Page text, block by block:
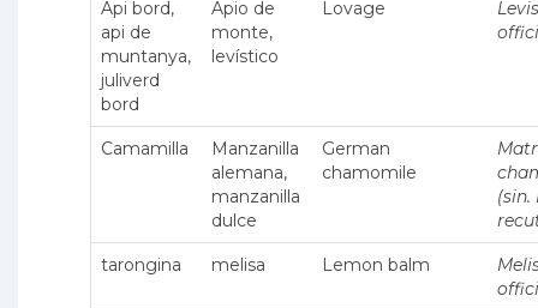
Api bord,
api de
muntanya,
juliverd
bord
Apio de
monte,
levístico
Lovage
Camamilla
Manzanilla
alemana,
manzanilla
dulce
German
chamomile
tarongina melisa Lemon balm